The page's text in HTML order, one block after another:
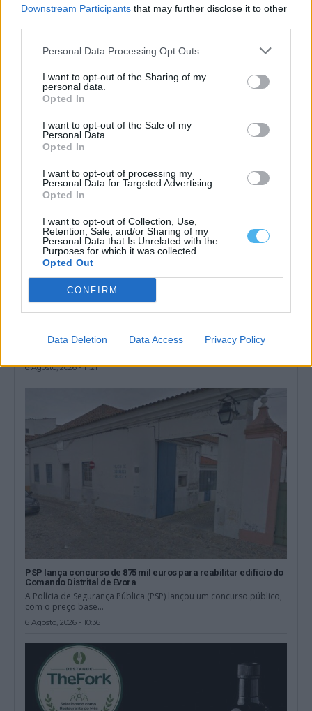
Downstream Participants that may further disclose it to other
Personal Data Processing Opt Outs
I want to opt-out of the Sharing of my
personal data.
Opted In
I want to opt-out of the Sale of my
Personal Data.
Opted In
I want to opt-out of processing my
Personal Data for Targeted Advertising.
Opted In
I want to opt-out of Collection, Use,
Retention, Sale, and/or Sharing of my
Personal Data that Is Unrelated with the
Purposes for which it was collected.
Opted Out
CONFIRM
Data Deletion Data Access Privacy Policy
detido em Reguengos de Monsaraz
Um homem de 31 anos foi detido pela PSP em Reguengos de
Monsaraz em...
O número de desempregados inscritos nos centros de emprego
6 Agosto, 2026 - 11:21
PSP lança concurso de 875 mil euros para reabilitar edifício do
Comando Distrital de Évora
A Polícia de Segurança Pública (PSP) lançou um concurso público,
com o preço base...
6 Agosto, 2026 - 10:36